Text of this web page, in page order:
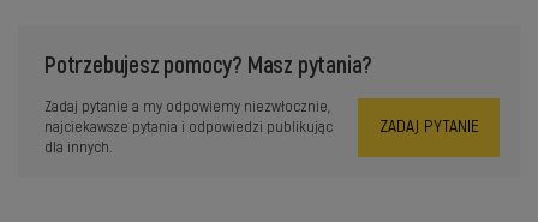
Potrzebujesz pomocy? Masz pytania?
Zadaj pytanie a my odpowiemy niezwłocznie,
najciekawsze pytania i odpowiedzi publikując
dla innych.
ZADAJ PYTANIE